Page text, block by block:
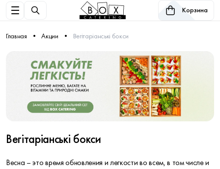
Корзина
Главная Акции Вегітаріанські бокси
Вегітаріанські бокси
Весна – это время обновления и легкости во всем, в том числе и